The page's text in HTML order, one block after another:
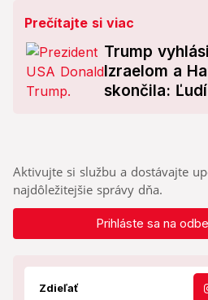
Prečítajte si viac
Trump
Izraelom a
skončila:
Aktivujte si službu a dostávajte
najdôležitejšie správy dňa.
Prihláste sa na
Zdieľať